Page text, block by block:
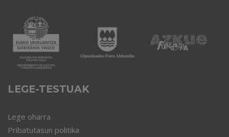
LEGE-TESTUAK
Lege oharra
Pribatutasun politika